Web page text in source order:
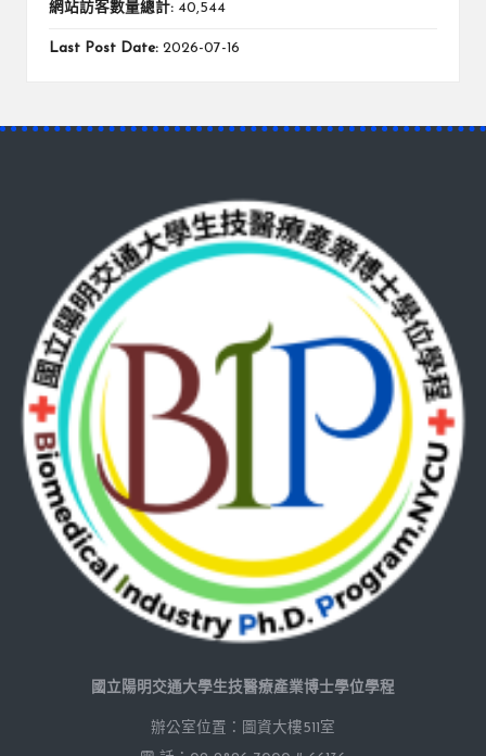
網站訪客數量總計: 40,544
Last Post Date: 2026-07-16
國立陽明交通大學生技醫療產業博士學位學程
辦公室位置：圖資大樓511室